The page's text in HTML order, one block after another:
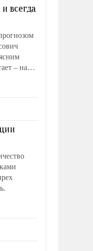
всегда
– нам